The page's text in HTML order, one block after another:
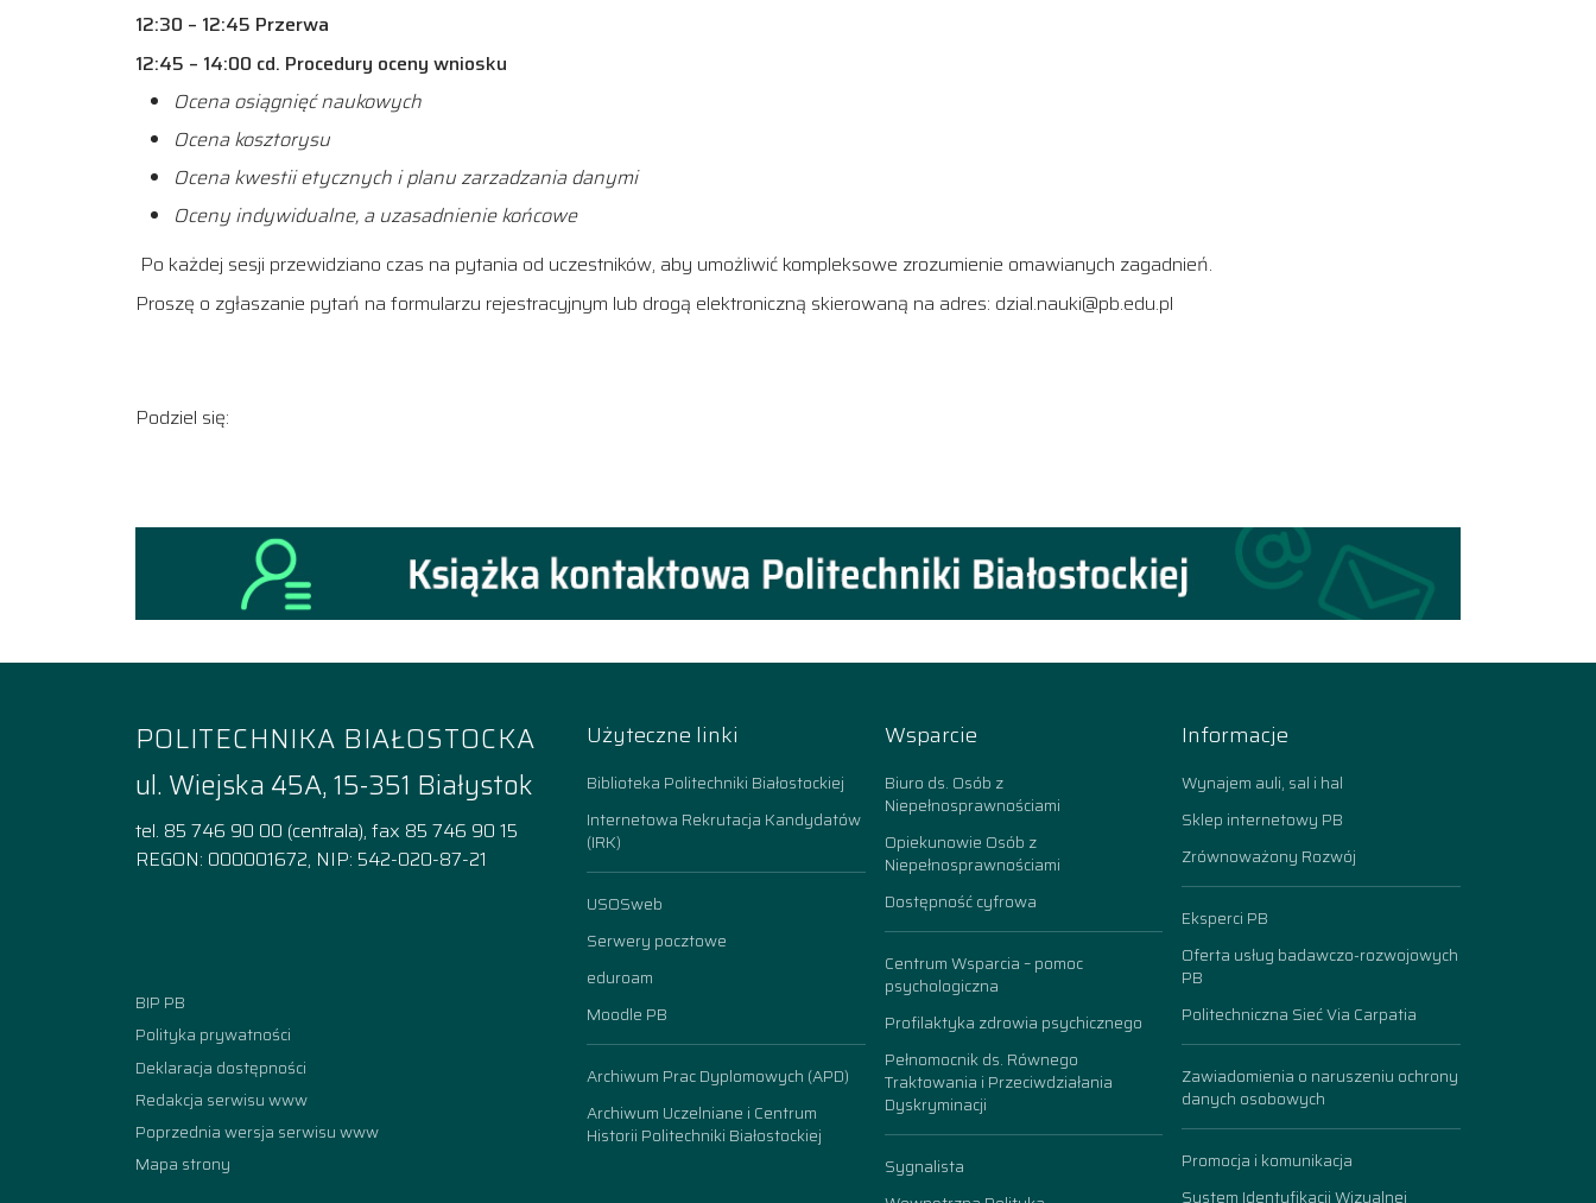
12:30 – 12:45 Przerwa
12:45 – 14:00 cd. Procedury oceny wniosku
Ocena osiągnięć naukowych
Ocena kosztorysu
Ocena kwestii etycznych i planu zarzadzania danymi
Oceny indywidualne, a uzasadnienie końcowe
Po każdej sesji przewidziano czas na pytania od uczestników, aby umożliwić kompleksowe zrozumienie omawianych zagadnień.
Proszę o zgłaszanie pytań na formularzu rejestracyjnym lub drogą elektroniczną skierowaną na adres: dzial.nauki@pb.edu.pl
Podziel się:
POLITECHNIKA BIAŁOSTOCKA
ul. Wiejska 45A, 15-351 Białystok
tel. 85 746 90 00 (centrala), fax 85 746 90 15
REGON: 000001672, NIP: 542-020-87-21
BIP PB
Polityka prywatności
Deklaracja dostępności
Redakcja serwisu www
Poprzednia wersja serwisu www
Mapa strony
Użyteczne linki
Biblioteka Politechniki Białostockiej
Internetowa Rekrutacja Kandydatów
(IRK)
USOSweb
Serwery pocztowe
eduroam
Moodle PB
Archiwum Prac Dyplomowych (APD)
Archiwum Uczelniane i Centrum
Historii Politechniki Białostockiej
Wsparcie
Biuro ds. Osób z
Niepełnosprawnościami
Opiekunowie Osób z
Niepełnosprawnościami
Dostępność cyfrowa
Centrum Wsparcia – pomoc
psychologiczna
Profilaktyka zdrowia psychicznego
Pełnomocnik ds. Równego
Traktowania i Przeciwdziałania
Dyskryminacji
Sygnalista
Informacje
Wynajem auli, sal i hal
Sklep internetowy PB
Zrównoważony Rozwój
Eksperci PB
Oferta usług badawczo-rozwojowych
PB
Politechniczna Sieć Via Carpatia
Zawiadomienia o naruszeniu ochrony
danych osobowych
Promocja i komunikacja
System Identyfikacji Wizualnej